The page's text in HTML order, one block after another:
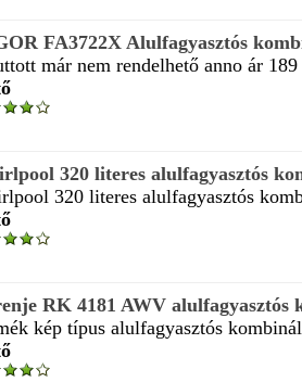
FA3722X Alulfagyasztós
már nem rendelhető anno ár
320 literes alulfagyasztós
320 literes alulfagyasztós
RK 4181 AWV alulfagyasztós
kép típus alulfagyasztós